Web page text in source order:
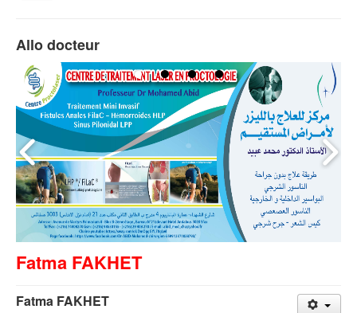
Contact
Allo docteur
Fatma FAKHET
Fatma FAKHET